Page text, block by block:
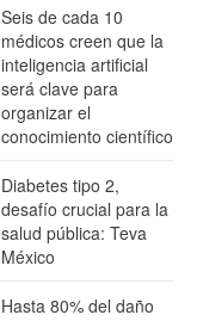
Seis de cada 10
médicos creen que la
inteligencia artificial
será clave para
organizar el
conocimiento científico
Diabetes tipo 2,
desafío crucial para la
salud pública: Teva
México
Hasta 80% del daño